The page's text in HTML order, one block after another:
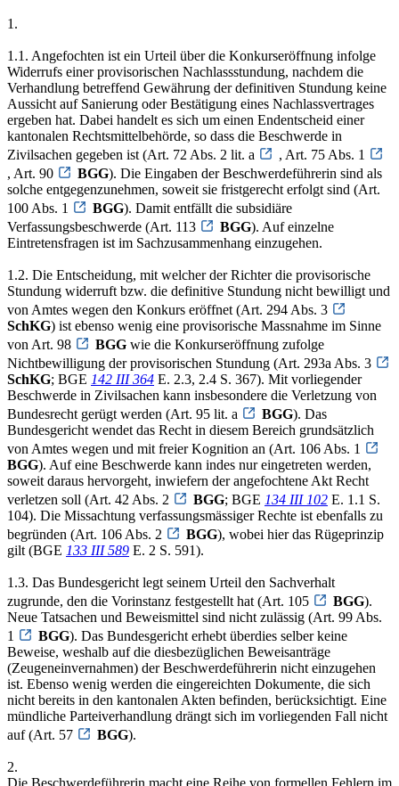
1.
1.1. Angefochten ist ein Urteil über die Konkurseröffnung infolge
Widerrufs einer provisorischen Nachlassstundung, nachdem die
Verhandlung betreffend Gewährung der definitiven Stundung keine
Aussicht auf Sanierung oder Bestätigung eines Nachlassvertrages
ergeben hat. Dabei handelt es sich um einen Endentscheid einer
kantonalen Rechtsmittelbehörde, so dass die Beschwerde in
Zivilsachen gegeben ist (Art. 72 Abs. 2 lit. a
, Art. 75 Abs. 1
, Art. 90
BGG). Die Eingaben der Beschwerdeführerin sind als
solche entgegenzunehmen, soweit sie fristgerecht erfolgt sind (Art.
100 Abs. 1
BGG). Damit entfällt die subsidiäre
Verfassungsbeschwerde (Art. 113
BGG). Auf einzelne
Eintretensfragen ist im Sachzusammenhang einzugehen.
1.2. Die Entscheidung, mit welcher der Richter die provisorische
Stundung widerruft bzw. die definitive Stundung nicht bewilligt und
von Amtes wegen den Konkurs eröffnet (Art. 294 Abs. 3
SchKG) ist ebenso wenig eine provisorische Massnahme im Sinne
von Art. 98
BGG wie die Konkurseröffnung zufolge
Nichtbewilligung der provisorischen Stundung (Art. 293a Abs. 3
SchKG; BGE 142 III 364 E. 2.3, 2.4 S. 367). Mit vorliegender
Beschwerde in Zivilsachen kann insbesondere die Verletzung von
Bundesrecht gerügt werden (Art. 95 lit. a
BGG). Das
Bundesgericht wendet das Recht in diesem Bereich grundsätzlich
von Amtes wegen und mit freier Kognition an (Art. 106 Abs. 1
BGG). Auf eine Beschwerde kann indes nur eingetreten werden,
soweit daraus hervorgeht, inwiefern der angefochtene Akt Recht
verletzen soll (Art. 42 Abs. 2
BGG; BGE 134 III 102 E. 1.1 S.
104). Die Missachtung verfassungsmässiger Rechte ist ebenfalls zu
begründen (Art. 106 Abs. 2
BGG), wobei hier das Rügeprinzip
gilt (BGE 133 III 589 E. 2 S. 591).
1.3. Das Bundesgericht legt seinem Urteil den Sachverhalt
zugrunde, den die Vorinstanz festgestellt hat (Art. 105
BGG).
Neue Tatsachen und Beweismittel sind nicht zulässig (Art. 99 Abs.
1
BGG). Das Bundesgericht erhebt überdies selber keine
Beweise, weshalb auf die diesbezüglichen Beweisanträge
(Zeugeneinvernahmen) der Beschwerdeführerin nicht einzugehen
ist. Ebenso wenig werden die eingereichten Dokumente, die sich
nicht bereits in den kantonalen Akten befinden, berücksichtigt. Eine
mündliche Parteiverhandlung drängt sich im vorliegenden Fall nicht
auf (Art. 57
BGG).
2.
Die Beschwerdeführerin macht eine Reihe von formellen Fehlern im